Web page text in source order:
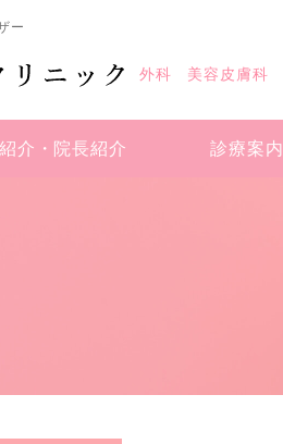
ー
外科 美容皮膚科
介・ 院長紹介 診療案内